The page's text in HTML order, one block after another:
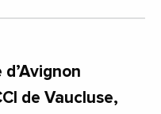
de Vaucluse,